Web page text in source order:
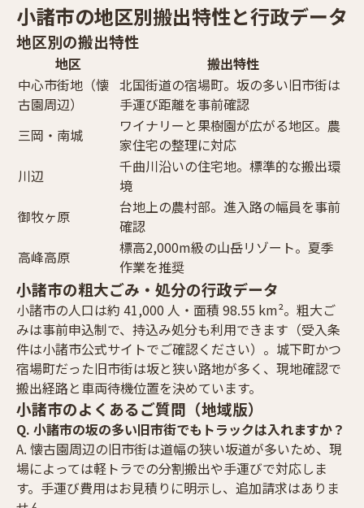
小諸市の地区別搬出特性と行政データ
地区別の搬出特性
地区
搬出特性
中心市街地（懐
古園周辺）
北国街道の宿場町。坂の多い旧市街は
手運び距離を事前確認
三岡・南城
ワイナリーと果樹園が広がる地区。農
家住宅の整理に対応
川辺
千曲川沿いの住宅地。標準的な搬出環
境
御牧ヶ原
台地上の農村部。進入路の幅員を事前
確認
高峰高原
標高2,000m級の山岳リゾート。夏季
作業を推奨
小諸市の粗大ごみ・処分の行政データ
小諸市の人口は約 41,000 人・面積 98.55 km²。粗大ご
みは事前申込制で、持込み処分も利用できます（受入条
件は小諸市公式サイトでご確認ください）。城下町かつ
宿場町だった旧市街は坂と狭い路地が多く、現地確認で
搬出経路と車両待機位置を決めています。
小諸市のよくあるご質問（地域版）
Q. 小諸市の坂の多い旧市街でもトラックは入れますか？
A. 懐古園周辺の旧市街は道幅の狭い坂道が多いため、現
場によっては軽トラでの分割搬出や手運びで対応しま
す。手運び費用はお見積りに明示し、追加請求はありま